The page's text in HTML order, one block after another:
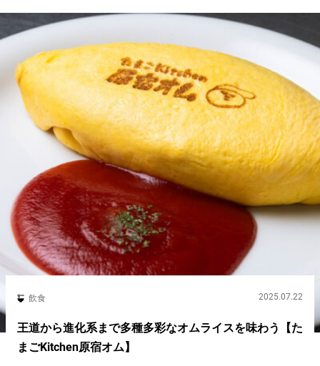
飲食 2025.07.22
王道から進化系まで多種多彩なオムライスを味わう【た
まごKitchen原宿オム】